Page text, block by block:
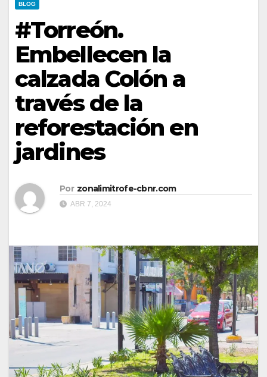
BLOG
#Torreón.
Embellecen la
calzada Colón a
través de la
reforestación en
jardines
Por zonalimitrofe-cbnr.com
ABR 7, 2024